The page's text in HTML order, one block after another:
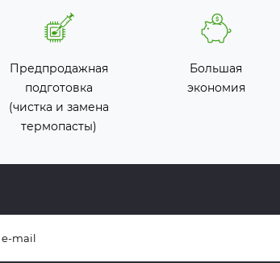
Предпродажная
подготовка
(чистка и замена
термопасты)
Большая
экономия